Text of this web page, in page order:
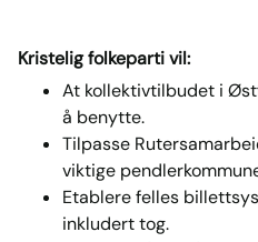
Kristelig folkeparti vil:
At kollektivtilbudet i
å benytte.
Tilpasse
viktige
Etablere felles
inkludert tog.